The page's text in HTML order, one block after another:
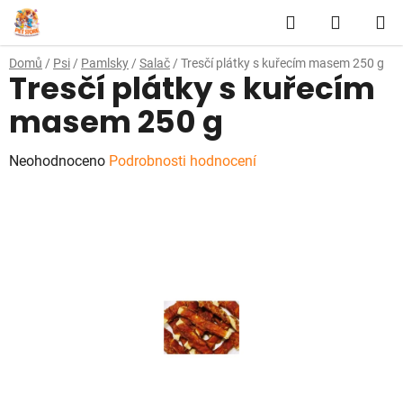
Přejít
na
obsah
Hledat
KOŠÍK
Domů / Psi / Pamlsky / Salač / Tresčí plátky s kuřecím masem 250 g
Tresčí plátky s kuřecím
masem 250 g
Průměrné
Neohodnoceno Podrobnosti hodnocení